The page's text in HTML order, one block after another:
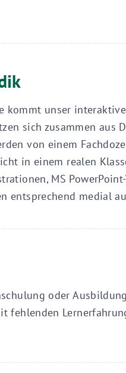
kommt unser
sich zusammen
von einem
in einem realen
MS
entsprechend medial
oder
fehlenden